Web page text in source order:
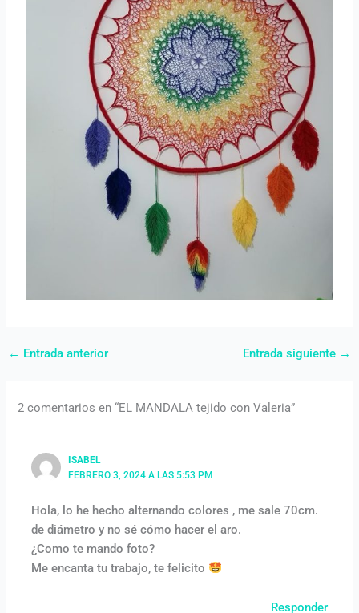
← Entrada anterior Entrada siguiente →
2 comentarios en “EL MANDALA tejido con Valeria”
ISABEL
FEBRERO 3, 2024 A LAS 5:53 PM
Hola, lo he hecho alternando colores , me sale 70cm.
de diámetro y no sé cómo hacer el aro.
¿Como te mando foto?
Me encanta tu trabajo, te felicito
Responder